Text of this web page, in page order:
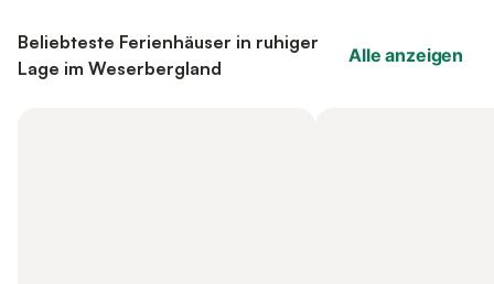
Beliebteste Ferienhäuser in ruhiger
Lage im Weserbergland
Alle anzeigen